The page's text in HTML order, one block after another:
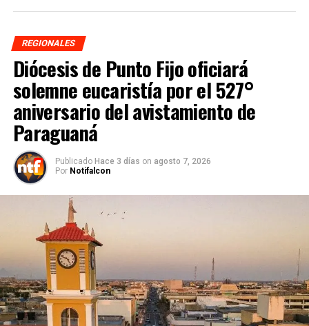
REGIONALES
Diócesis de Punto Fijo oficiará
solemne eucaristía por el 527°
aniversario del avistamiento de
Paraguaná
Publicado Hace 3 días on agosto 7, 2026
Por Notifalcon